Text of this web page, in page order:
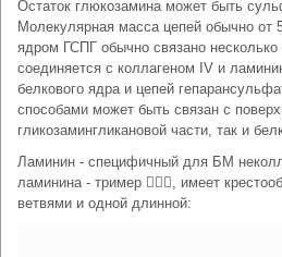
Остаток глюкозамина может быть
Молекулярная масса цепей обычно
ядром ГСПГ обычно связано
соединяется с коллагеном IV и
белкового ядра и цепей
способами может быть связан с
гликозамингликановой части, так и
Ламинин - специфичный для БМ
ламинина - тример , имеет
ветвями и одной длинной: